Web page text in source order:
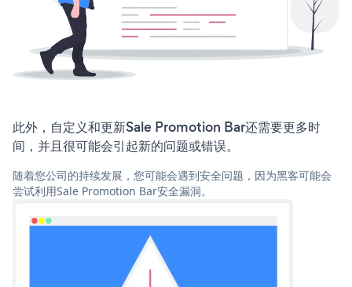
此外，自定义和更新Sale Promotion Bar还需要更多时
间，并且很可能会引起新的问题或错误。
随着您公司的持续发展，您可能会遇到安全问题，因为黑客可能会
尝试利用Sale Promotion Bar安全漏洞。